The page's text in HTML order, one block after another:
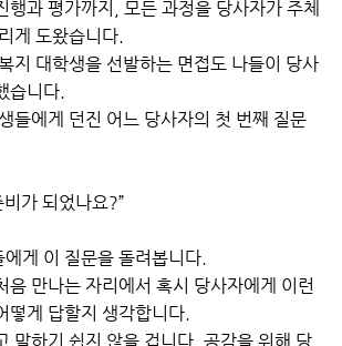
행과 평가까지, 모든 과정을 당사자가 주체
게 도왔습니다.
지 대학생을 선발하는 면접도 나들이 당사
습니다.
들에게 던진 어느 당사자의 첫 번째 질문
가 되었나요?”
게 이 질문을 돌려봅니다.
음 만나는 자리에서 혹시 당사자에게 이런
떻게 답할지 생각합니다.
말하기 쉽지 않을 겁니다. 공감을 위해 당